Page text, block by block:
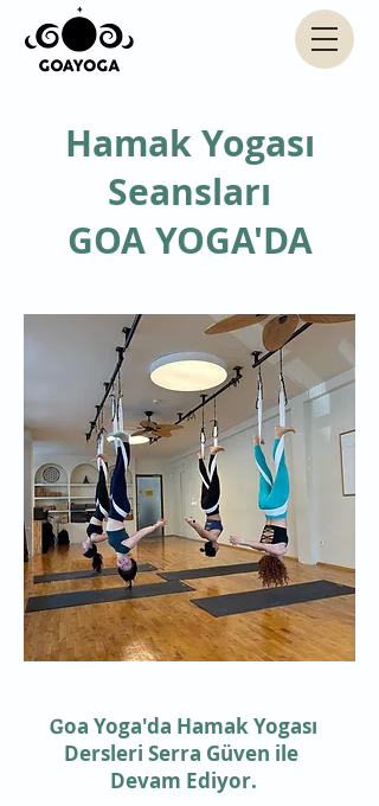
Hamak Yogası
Seansları
GOA YOGA'DA
Goa Yoga'da Hamak Yogası
Dersleri Serra Güven ile
Devam Ediyor.